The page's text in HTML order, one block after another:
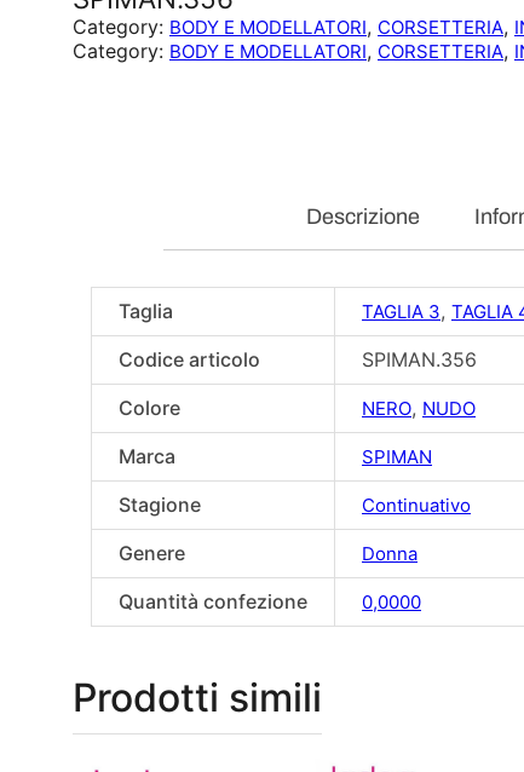
Category: BODY E MODELLATORI, CORSETTERIA,
Category: BODY E MODELLATORI, CORSETTERIA,
Descrizione
Taglia TAGLIA 3, TAGLIA
Codice articolo
SPIMAN.356
Colore
NERO, NUDO
Marca SPIMAN
Stagione Continuativo
Genere Donna
Quantità confezione 0,0000
Prodotti simili